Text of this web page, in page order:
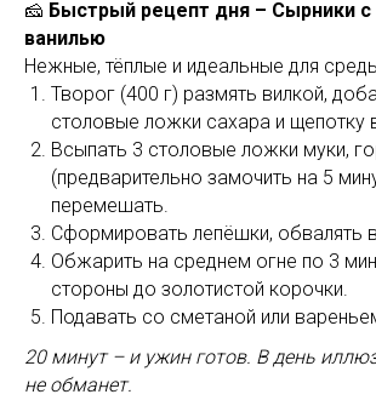
🧀 Быстрый рецепт дня – Сырники
ванилью
Нежные, тёплые и идеальные для
Творог (400 г) размять вилкой,
столовые ложки сахара и щепотку
Всыпать 3 столовые ложки муки,
(предварительно замочить на 5
перемешать.
Сформировать лепёшки, обвалять
Обжарить на среднем огне по 3
стороны до золотистой корочки.
Подавать со сметаной или
20 минут – и ужин готов. В день
не обманет.